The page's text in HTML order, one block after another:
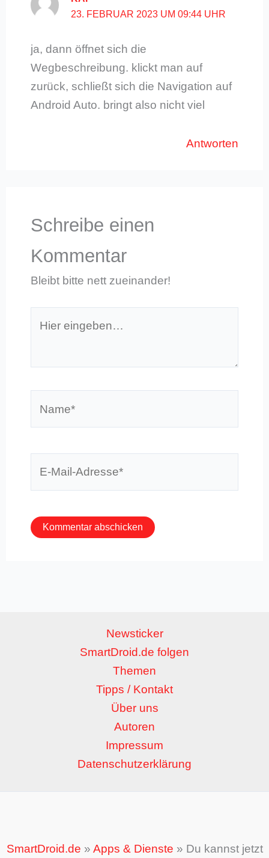
23. FEBRUAR 2023 UM 09:44 UHR
ja, dann öffnet sich die
Wegbeschreibung. klickt man auf
zurück, schließt sich die Navigation auf
Android Auto. bringt also nicht viel
Antworten
Schreibe einen
Kommentar
Bleibt bitte nett zueinander!
eingeben…
Newsticker
SmartDroid.de folgen
Themen
Tipps / Kontakt
Über uns
Autoren
Impressum
Datenschutzerklärung
SmartDroid.de » Apps & Dienste » Du kannst jetzt